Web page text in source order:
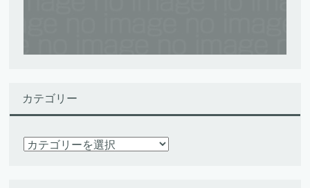
カテゴリー
カ